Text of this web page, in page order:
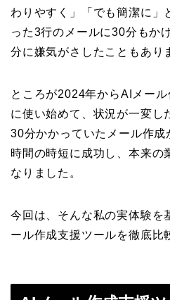
わりやすく」「でも簡潔に」
った3行のメールに30分もか
分に嫌気がさしたこともあり
ところが2024年からAIメー
に使い始めて、状況が一変し
30分かかっていたメール作
時間の時短に成功し、本来の
なりました。
今回は、そんな私の実体験を
ール作成支援ツールを徹底比